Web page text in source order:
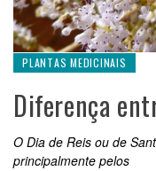
PLANTAS MEDICINAIS
Diferença
O Dia de Reis ou de
principalmente pelos